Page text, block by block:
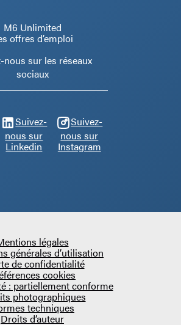
M6 Unlimited
offres d’emploi
nous sur les réseaux
sociaux
Suivez-
nous sur
Linkedin
Suivez-
nous sur
Instagram
légales
générales d’utilisation
de confidentialité
cookies
: partiellement conforme
photographiques
techniques
Droits d’auteur